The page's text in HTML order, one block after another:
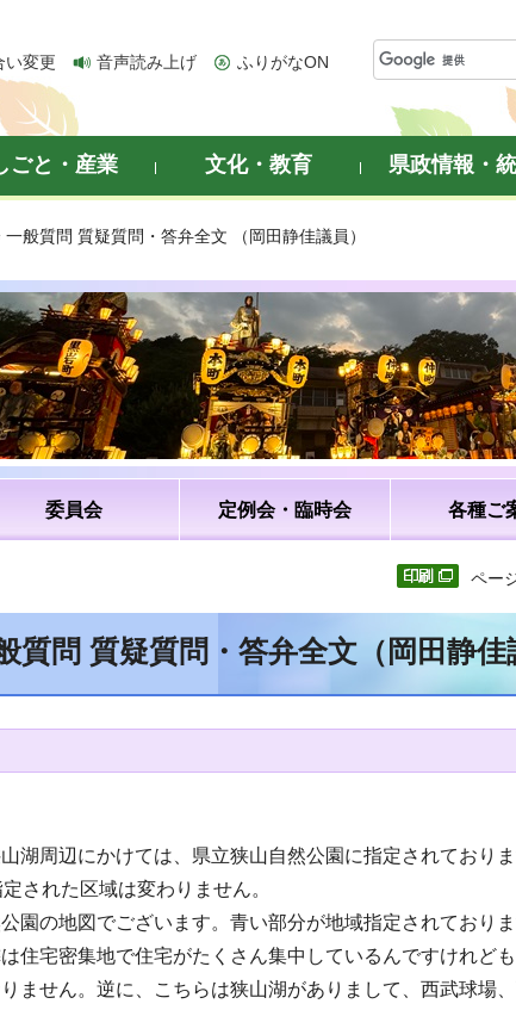
い変更 音声読み上げ ふりがなON
ごと・産業 文化・教育 県政情報・
般質問 質疑質問・答弁全文 （岡田静佳議員）
委員会 定例会・臨時会 各種ご
ペー
質問 質疑質問・答弁全文（岡田静佳
湖周辺にかけては、県立狭山自然公園に指定されており
された区域は変わりません。
園の地図でございます。青い部分が地域指定されており
住宅密集地で住宅がたくさん集中しているんですけれど
ません。逆に、こちらは狭山湖がありまして、西武球場